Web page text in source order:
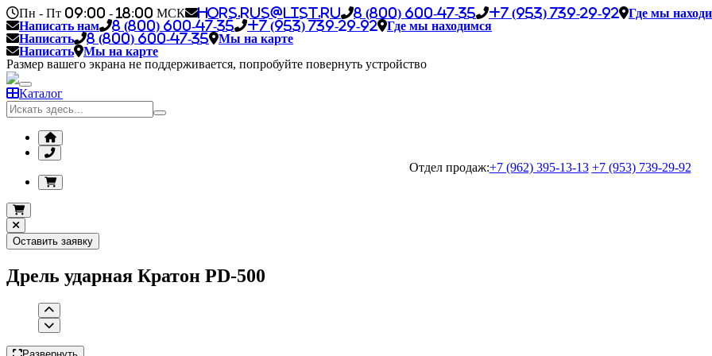
Пн - Пт 09:00 - 18:00 МСК hors.rus@list.ru 8 (800) 600-47-35 +7 (953) 739-29-92
Где мы
Написать нам
8 (800) 600-47-35 +7 (953) 739-29-92
Где мы находимся
Написать
8 (800) 600-47-35
Мы на карте
Написать
Мы на карте
Размер вашего экрана не поддерживается, попробуйте повернуть устройство
Каталог
Отдел продаж:+7 (962) 395-13-13 +7 (953) 739-29-92
Оставить заявку
Дрель ударная Кратон PD-500